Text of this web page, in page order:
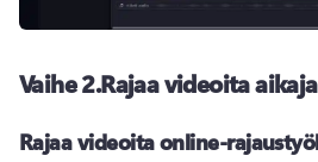
Vaihe 2.Rajaa videoita
Rajaa videoita online-